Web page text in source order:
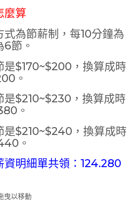
麼算
式為節薪制，每10分鐘為
節。
是$170~$200，換算成時
。
是$210~$230，換算成時
。
是$210~$240，換算成時
。
資明細單共領：124.280